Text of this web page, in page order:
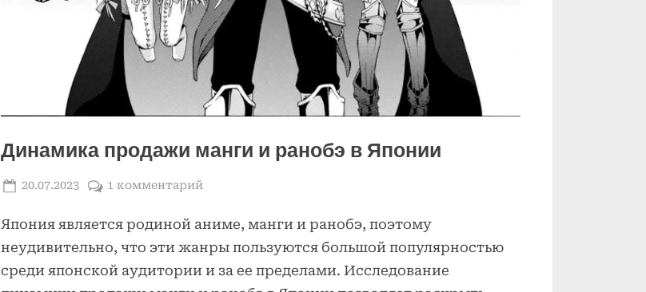
Динамика продажи манги и ранобэ в Японии
Posted
20.07.2023 1 комментарийк
Динамика
продажи
манги
Япония является родиной аниме, манги и ранобэ, поэтому
неудивительно, что эти жанры пользуются большой популярностью
среди японской аудитории и за ее пределами. Исследование